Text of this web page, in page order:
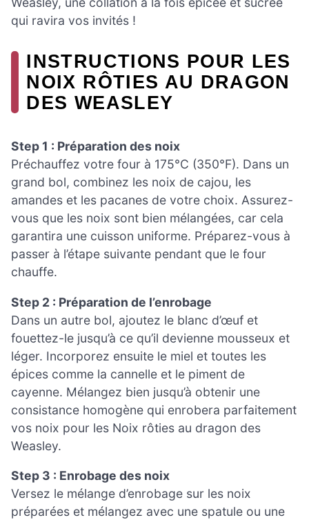
qui ravira vos invités !
INSTRUCTIONS POUR LES
NOIX RÔTIES AU DRAGON
DES WEASLEY
Step 1 : Préparation des noix
Préchauffez votre four à 175°C (350°F). Dans un
grand bol, combinez les noix de cajou, les
amandes et les pacanes de votre choix. Assurez-
vous que les noix sont bien mélangées, car cela
garantira une cuisson uniforme. Préparez-vous à
passer à l’étape suivante pendant que le four
chauffe.
Step 2 : Préparation de l’enrobage
Dans un autre bol, ajoutez le blanc d’œuf et
fouettez-le jusqu’à ce qu’il devienne mousseux et
léger. Incorporez ensuite le miel et toutes les
épices comme la cannelle et le piment de
cayenne. Mélangez bien jusqu’à obtenir une
consistance homogène qui enrobera parfaitement
vos noix pour les Noix rôties au dragon des
Weasley.
Step 3 : Enrobage des noix
Versez le mélange d’enrobage sur les noix
préparées et mélangez avec une spatule ou une